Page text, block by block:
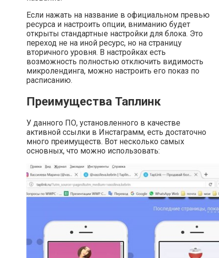
Если нажать на название в официальном превью
ресурса и настроить опции, вниманию будет
открыты стандартные настройки для блока. Это
переход не на иной ресурс, но на страницу
вторичного уровня. В настройках есть
возможность полностью отключить видимость
микролендинга, можно настроить его показ по
расписанию.
Преимущества Таплинк
У данного ПО, установленного в качестве
активной ссылки в Инстаграмм, есть достаточно
много преимуществ. Вот несколько самых
основных, что можно использовать: